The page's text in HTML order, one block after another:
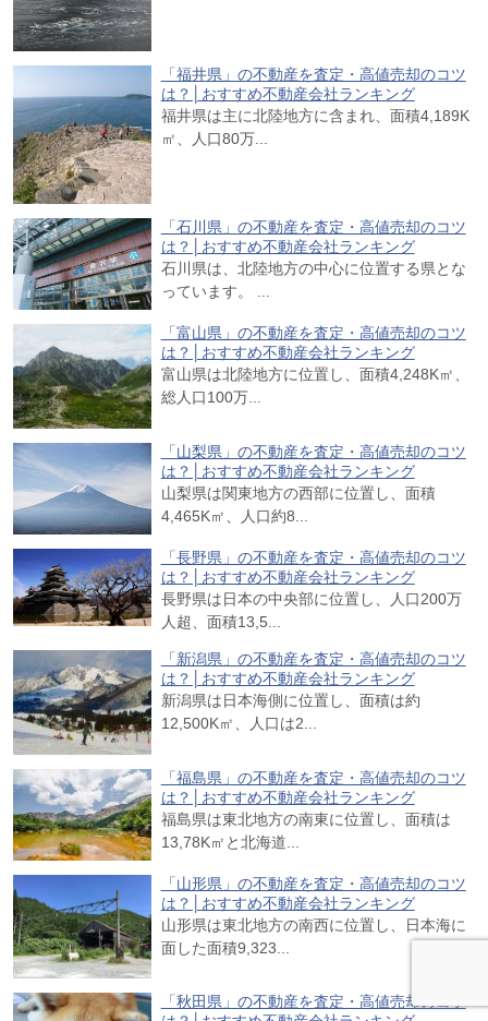
「福井県」の不動産を査定・高値売却のコツ
は？│おすすめ不動産会社ランキング
福井県は主に北陸地方に含まれ、面積4,189K
㎡、人口80万...
「石川県」の不動産を査定・高値売却のコツ
は？│おすすめ不動産会社ランキング
石川県は、北陸地方の中心に位置する県とな
っています。 ...
「富山県」の不動産を査定・高値売却のコツ
は？│おすすめ不動産会社ランキング
富山県は北陸地方に位置し、面積4,248K㎡、
総人口100万...
「山梨県」の不動産を査定・高値売却のコツ
は？│おすすめ不動産会社ランキング
山梨県は関東地方の西部に位置し、面積
4,465K㎡、人口約8...
「長野県」の不動産を査定・高値売却のコツ
は？│おすすめ不動産会社ランキング
長野県は日本の中央部に位置し、人口200万
人超、面積13,5...
「新潟県」の不動産を査定・高値売却のコツ
は？│おすすめ不動産会社ランキング
新潟県は日本海側に位置し、面積は約
12,500K㎡、人口は2...
「福島県」の不動産を査定・高値売却のコツ
は？│おすすめ不動産会社ランキング
福島県は東北地方の南東に位置し、面積は
13,78K㎡と北海道...
「山形県」の不動産を査定・高値売却のコツ
は？│おすすめ不動産会社ランキング
山形県は東北地方の南西に位置し、日本海に
面した面積9,323...
「秋田県」の不動産を査定・高値売却のコツ